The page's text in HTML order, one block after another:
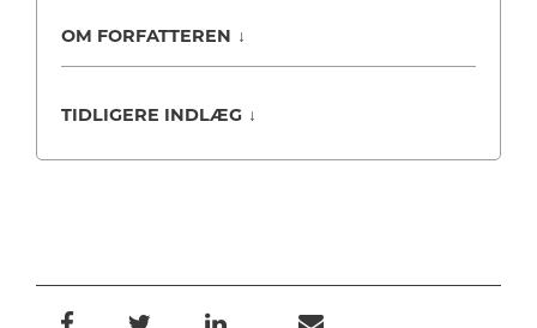
OM FORFATTEREN ↓
TIDLIGERE INDLÆG ↓